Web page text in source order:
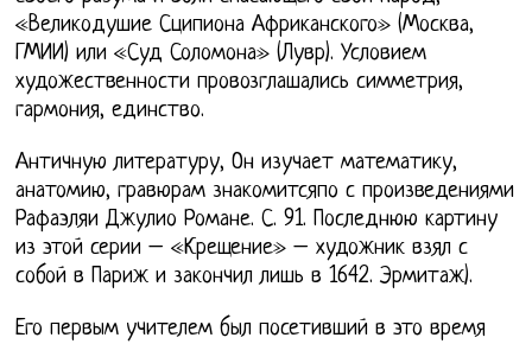
«Великодушие Сципиона Африканского» (Москва,
ГМИИ) или «Суд Соломона» (Лувр). Условием
художественности провозглашались симметрия,
гармония, единство.
Античную литературу, Он изучает математику,
анатомию, гравюрам знакомитсяпо с произведениями
Рафаэляи Джулио Романе. С. 91. Последнюю картину
из этой серии – «Крещение» – художник взял с
собой в Париж и закончил лишь в 1642. Эрмитаж).
Его первым учителем был посетивший в это время